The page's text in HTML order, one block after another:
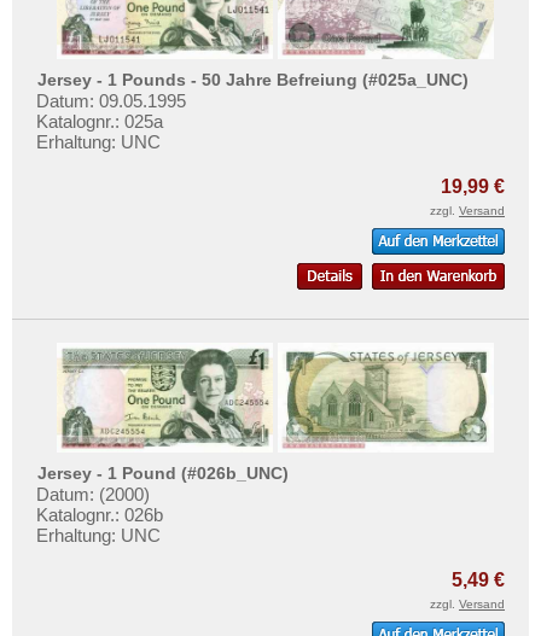
Jersey - 1 Pounds - 50 Jahre Befreiung (#025a_UNC)
Datum: 09.05.1995
Katalognr.: 025a
Erhaltung: UNC
19,99 €
zzgl. Versand
Jersey - 1 Pound (#026b_UNC)
Datum: (2000)
Katalognr.: 026b
Erhaltung: UNC
5,49 €
zzgl. Versand